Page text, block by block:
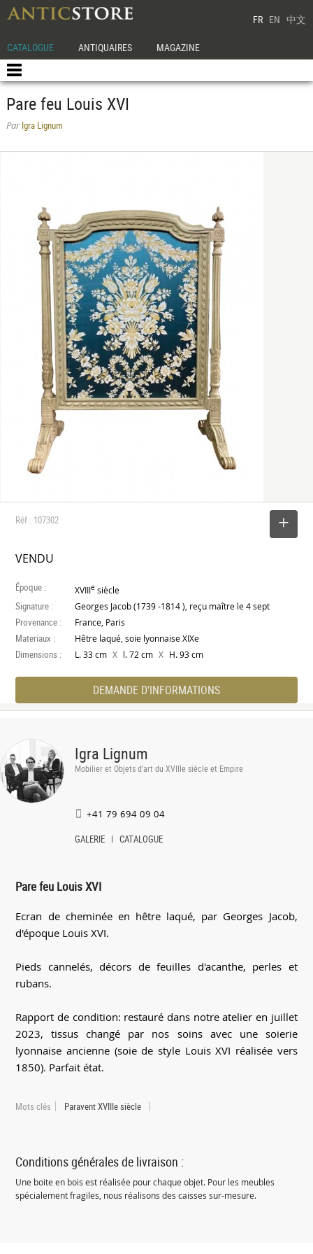
FR EN 中文
CATALOGUE ANTIQUAIRES MAGAZINE
Pare feu Louis XVI
ParIgra Lignum
Réf : 107302
VENDU
Époque : XVIIIe siècle
Signature : Georges Jacob (1739 -1814 ), reçu maître le 4 sept
Provenance : France, Paris
Materiaux : Hêtre laqué, soie lyonnaise XIXe
Dimensions : L. 33 cm X l. 72 cm X H. 93 cm
DEMANDE D'INFORMATIONS
Igra Lignum
Mobilier et Objets d'art du XVIIIe siècle et Empire
+41 79 694 09 04
GALERIE CATALOGUE
Pare feu Louis XVI
Ecran de cheminée en hêtre laqué, par Georges Jacob,
d'époque Louis XVI.
Pieds cannelés, décors de feuilles d'acanthe, perles et
rubans.
Rapport de condition: restauré dans notre atelier en juillet
2023, tissus changé par nos soins avec une soierie
lyonnaise ancienne (soie de style Louis XVI réalisée vers
1850). Parfait état.
Mots clés Paravent XVIIIe siècle
Conditions générales de livraison :
Une boite en bois est réalisée pour chaque objet. Pour les meubles
spécialement fragiles, nous réalisons des caisses sur-mesure.